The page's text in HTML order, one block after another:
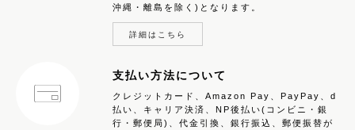
沖縄・離島を除く)となります。
詳細はこちら
支払い方法について
クレジットカード、Amazon Pay、PayPay、d
払い、キャリア決済、NP後払い(コンビニ・銀
行・郵便局)、代金引換、銀行振込、郵便振替が